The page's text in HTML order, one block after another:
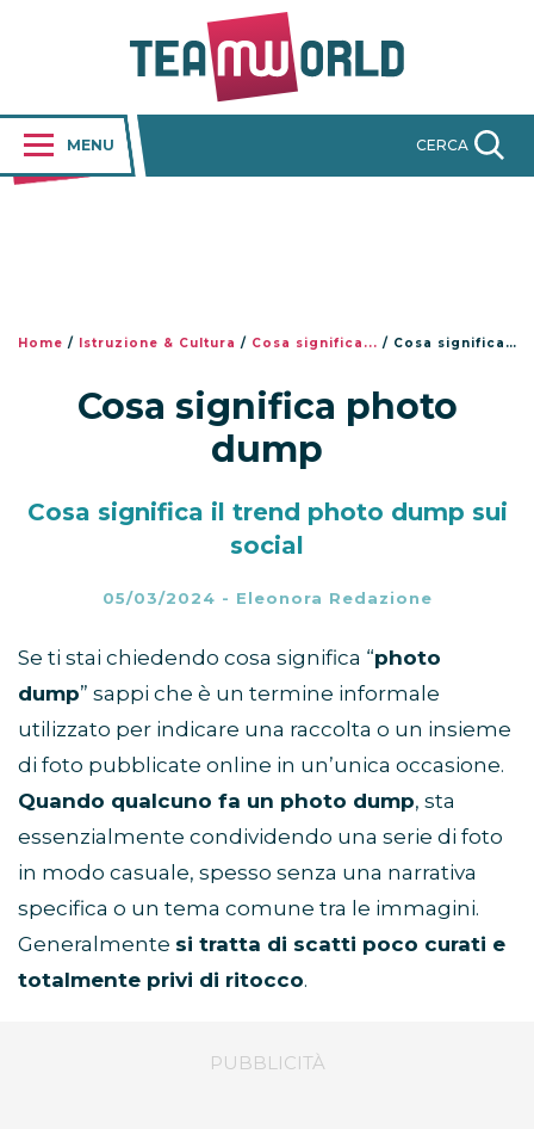
MENU CERCA
Home / Istruzione & Cultura / Cosa significa... / Cosa significa photo dump
Cosa significa photo
dump
Cosa significa il trend photo dump sui
social
05/03/2024 - Eleonora Redazione
Se ti stai chiedendo cosa significa “photo
dump” sappi che è un termine informale
utilizzato per indicare una raccolta o un insieme
di foto pubblicate online in un’unica occasione.
Quando qualcuno fa un photo dump, sta
essenzialmente condividendo una serie di foto
in modo casuale, spesso senza una narrativa
specifica o un tema comune tra le immagini.
Generalmente si tratta di scatti poco curati e
totalmente privi di ritocco.